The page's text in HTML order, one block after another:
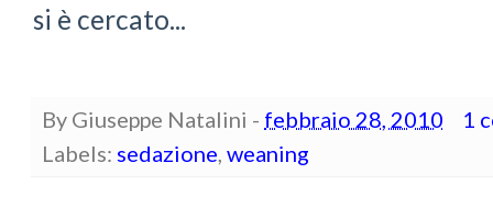
si è cercato...
By Giuseppe Natalini - febbraio 28, 2010
1
Labels: sedazione, weaning